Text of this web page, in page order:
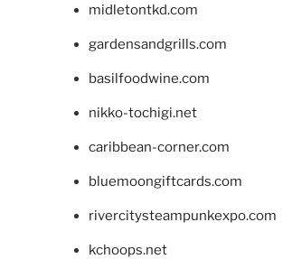
midletontkd.com
gardensandgrills.com
basilfoodwine.com
nikko-tochigi.net
caribbean-corner.com
bluemoongiftcards.com
rivercitysteampunkexpo.com
kchoops.net